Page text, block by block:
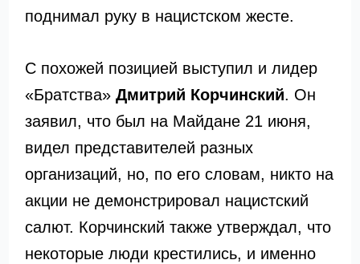
поднимал руку в нацистском жесте.
С похожей позицией выступил и лидер
«Братства» Дмитрий Корчинский. Он
заявил, что был на Майдане 21 июня,
видел представителей разных
организаций, но, по его словам, никто на
акции не демонстрировал нацистский
салют. Корчинский также утверждал, что
некоторые люди крестились, и именно